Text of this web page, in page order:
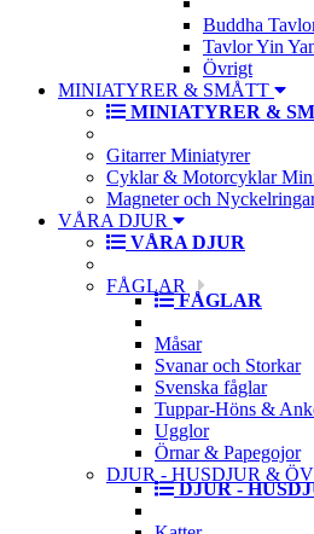
Buddha
Tavlor Yin
Övrigt
MINIATYRER & SMÅTT
MINIATYRER &
Gitarrer Miniatyrer
Cyklar & Motorcyklar
Magneter och
VÅRA DJUR
VÅRA DJUR
FÅGLAR
FÅGLAR
Måsar
Svanar och Storkar
Svenska fåglar
Tuppar-Höns &
Ugglor
Örnar & Papegojor
DJUR - HUSDJUR &
DJUR -